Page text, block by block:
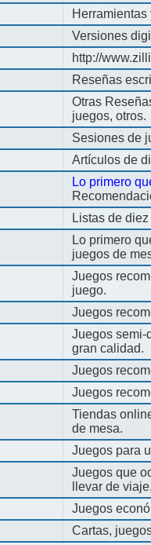
Versiones
http://
Reseñas
Otras
juegos, otros.
Sesiones de
Artículos de
Lo primero
Listas de
Lo primero
juegos de
Juegos
juego.
Juegos
Juegos semi-
gran calidad.
Juegos
Juegos
Tiendas
de mesa.
Juegos para
Juegos que
llevar de
Juegos
Cartas,